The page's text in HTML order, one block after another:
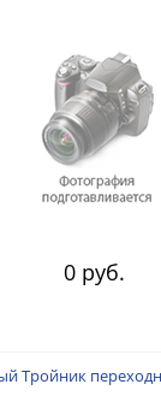
0 руб.
Тройник